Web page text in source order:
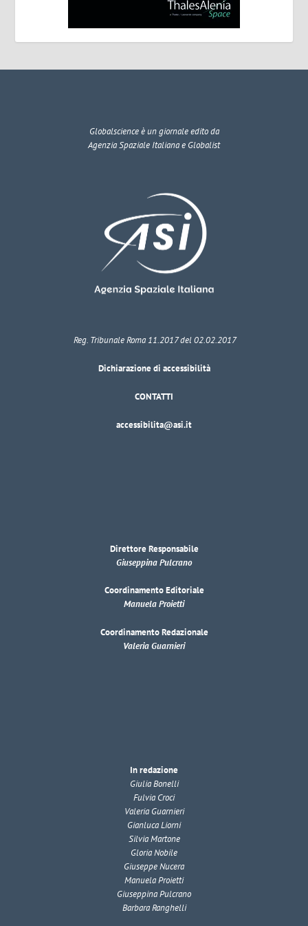
Globalscienceè un giornale edito da
Agenzia Spaziale Italiana e Globalist
Reg. Tribunale Roma 11.2017 del 02.02.2017
Dichiarazione di accessibilità
CONTATTI
accessibilita@asi.it
Direttore Responsabile
Giuseppina Pulcrano
Coordinamento Editoriale
Manuela Proietti
Coordinamento Redazionale
Valeria Guarnieri
In redazione
Giulia Bonelli
Fulvia Croci
Valeria Guarnieri
Gianluca Liorni
Silvia Martone
Gloria Nobile
Giuseppe Nucera
Manuela Proietti
Giuseppina Pulcrano
Barbara Ranghelli